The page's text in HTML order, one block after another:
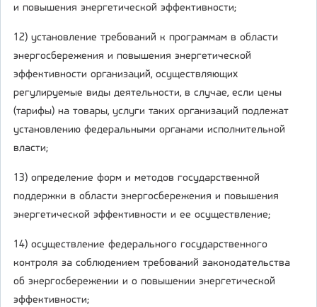
и повышения энергетической эффективности;
12) установление требований к программам в области
энергосбережения и повышения энергетической
эффективности организаций, осуществляющих
регулируемые виды деятельности, в случае, если цены
(тарифы) на товары, услуги таких организаций подлежат
установлению федеральными органами исполнительной
власти;
13) определение форм и методов государственной
поддержки в области энергосбережения и повышения
энергетической эффективности и ее осуществление;
14) осуществление федерального государственного
контроля за соблюдением требований законодательства
об энергосбережении и о повышении энергетической
эффективности;